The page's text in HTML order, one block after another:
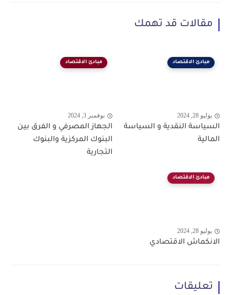
مقالات قد تهمك
مبادئ الاقتصاد
يوليو 28, 2024
السياسة النقدية و السياسة
المالية
مبادئ الاقتصاد
نوفمبر 3, 2024
الجهاز المصرفي و الفرق بين
البنوك المركزية والبنوك
التجارية
مبادئ الاقتصاد
يوليو 28, 2024
الانكماش الاقتصادي
تعليقات